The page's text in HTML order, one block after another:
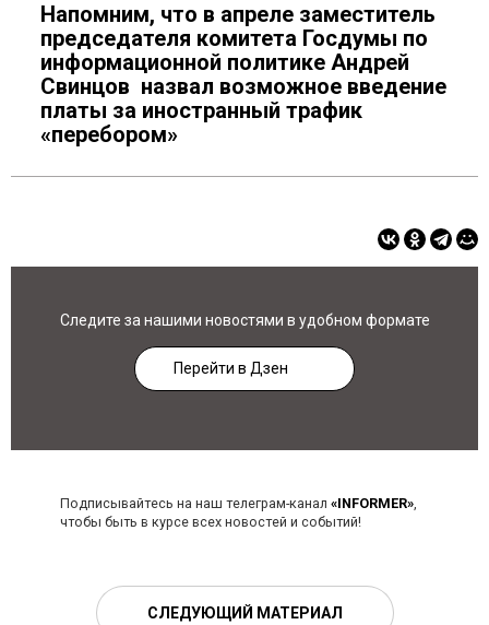
Напомним, что в апреле заместитель
председателя комитета Госдумы по
информационной политике Андрей
Свинцов назвал возможное введение
платы за иностранный трафик
«перебором»
Следите за нашими новостями в удобном формате
Перейти в Дзен
Подписывайтесь на наш телеграм-канал «INFORMER»,
чтобы быть в курсе всех новостей и событий!
СЛЕДУЮЩИЙ МАТЕРИАЛ